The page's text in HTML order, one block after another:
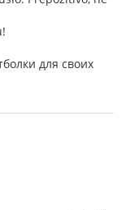
для своих